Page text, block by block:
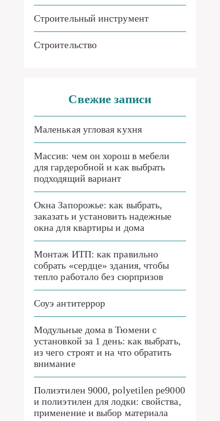
Строительный инструмент
Строительство
Свежие записи
Маленькая угловая кухня
Массив: чем он хорош в мебели
для гардеробной и как выбрать
подходящий вариант
Окна Запорожье: как выбрать,
заказать и установить надежные
окна для квартиры и дома
Монтаж ИТП: как правильно
собрать «сердце» здания, чтобы
тепло работало без сюрпризов
Соуэ антитеррор
Модульные дома в Тюмени с
установкой за 1 день: как выбрать,
из чего строят и на что обратить
внимание
Полиэтилен 9000, polyetilen pe9000
и полиэтилен для лодки: свойства,
применение и выбор материала